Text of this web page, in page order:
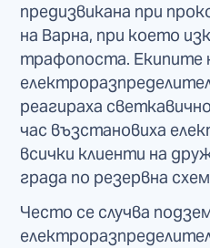
предизвикана при
на Варна, при което
трафопоста. Екипите
реагираха
час възстановиха
всички клиенти на
града по резервна
Често се случва